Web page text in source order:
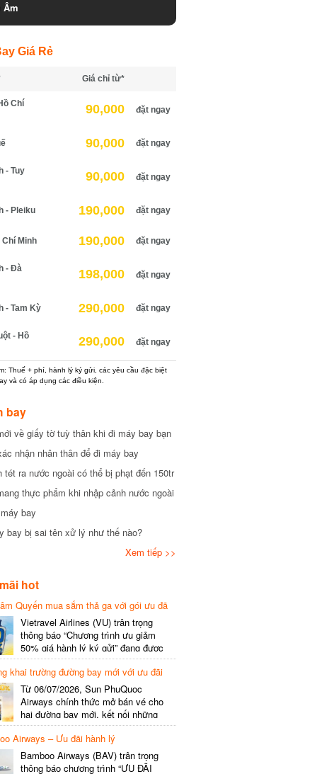
Âm
Giá Rẻ
Giá chỉ từ*
Chí
90,000 đặt ngay
90,000 đặt ngay
- Tuy
90,000 đặt ngay
- Pleiku 190,000 đặt ngay
Minh 190,000 đặt ngay
- Đà
198,000 đặt ngay
- Tam Kỳ 290,000 đặt ngay
- Hồ
290,000 đặt ngay
Thuế + phí, hành lý ký gửi, các yêu cầu đặc biệt
và có áp dụng các điều kiện.
bay
về giấy tờ tuỳ thân khi đi máy bay bạn
nhận nhân thân để đi máy bay
tét ra nước ngoài có thể bị phạt đến 150tr
thực phẩm khi nhập cảnh nước ngoài
bay
bay bị sai tên xử lý như thế nào?
Xem tiếp >>
hot
Quyến mua sắm thả ga với gói ưu đã
gói cước
Vietravel Airlines (VU) trân trọng
thông báo “Chương trình ưu giảm
50% giá hành lý ký gửi” đang được
triển khai cho đường bay quốc tế mới
kết nối từ TP. Hồ Chí Minh
(SGN) đi Thâm Quyến – Trung Quốc
(SZX), chi tiết như sau: LỊCH BAY
CHI TIẾT Đường bay SHCB Giờ khởi
hành Giờ đến Tần suất…
khai trường đường bay mới với ưu đãi
Từ 06/07/2026, Sun PhuQuoc
Airways chính thức mở bán vé cho
hai đường bay mới, kết nối những
điểm đến giàu trải nghiệm, giúp hành
khách khám phá vẻ đẹp thiên nhiên
và văn hóa của miền Trung Việt Nam.
Thông tin đường bay mới Đường bay
Airways – Ưu đãi hành lý
Bamboo Airways (BAV) trân trọng
thông báo chương trình “ƯU ĐÃI